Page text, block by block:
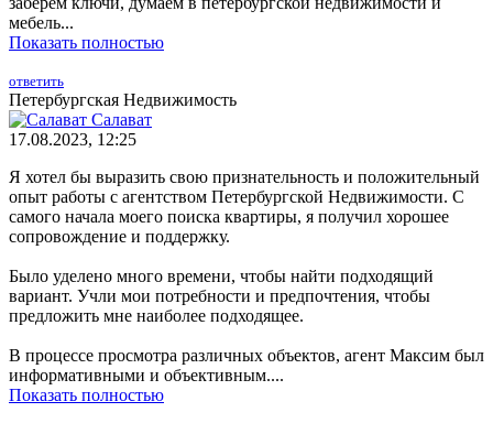
мебель...
Показать полностью
ответить
Петербургская Недвижимость
Салават
17.08.2023, 12:25
Я хотел бы выразить свою признательность и положительный
опыт работы с агентством Петербургской Недвижимости. С
самого начала моего поиска квартиры, я получил хорошее
сопровождение и поддержку.
Было уделено много времени, чтобы найти подходящий
вариант. Учли мои потребности и предпочтения, чтобы
предложить мне наиболее подходящее.
В процессе просмотра различных объектов, агент Максим был
информативными и объективным....
Показать полностью